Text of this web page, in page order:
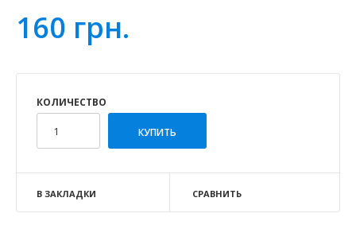
160 грн.
КОЛИЧЕСТВО
В ЗАКЛАДКИ СРАВНИТЬ